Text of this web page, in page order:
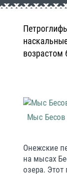
возрастом
Мыс Бесов
Онежские
на мысах
озера. Этот